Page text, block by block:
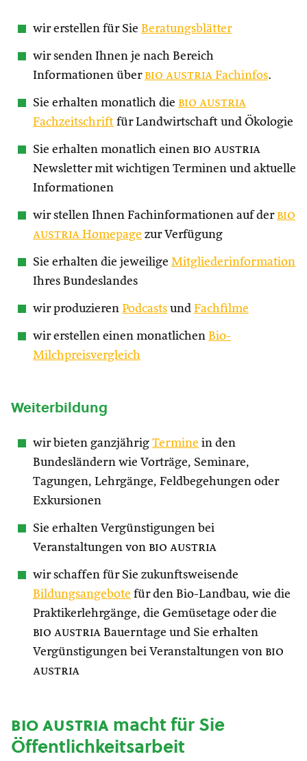
wir erstellen für Sie Beratungsblätter
wir senden Ihnen je nach Bereich
Informationen über bio austria Fachinfos.
Sie erhalten monatlich die bio austria
Fachzeitschrift für Landwirtschaft und Ökologie
Sie erhalten monatlich einen bio austria
Newsletter mit wichtigen Terminen und aktuelle
Informationen
wir stellen Ihnen Fachinformationen auf der bio
austria Homepage zur Verfügung
Sie erhalten die jeweilige Mitgliederinformation
Ihres Bundeslandes
wir produzieren Podcasts und Fachfilme
wir erstellen einen monatlichen Bio-
Milchpreisvergleich
Weiterbildung
wir bieten ganzjährig Termine in den
Bundesländern wie Vorträge, Seminare,
Tagungen, Lehrgänge, Feldbegehungen oder
Exkursionen
Sie erhalten Vergünstigungen bei
Veranstaltungen von bio austria
wir schaffen für Sie zukunftsweisende
Bildungsangebote für den Bio-Landbau, wie die
Praktikerlehrgänge, die Gemüsetage oder die
bio austria Bauerntage und Sie erhalten
Vergünstigungen bei Veranstaltungen von bio
austria
bio austriamacht für Sie
Öffentlichkeitsarbeit